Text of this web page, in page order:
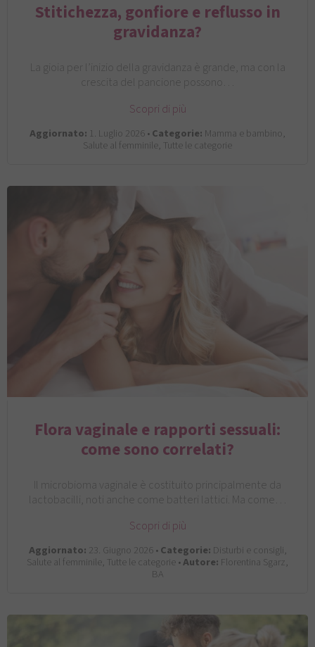
Stitichezza, gonfiore e reflusso in
gravidanza?
La gioia per l’inizio della gravidanza è grande, ma con la
crescita del pancione possono…
Scopri di più
Aggiornato: 1. Luglio 2026 •Categorie: Mamma e bambino,
Salute al femminile, Tutte le categorie
Flora vaginale e rapporti sessuali:
come sono correlati?
Il microbioma vaginale è costituito principalmente da
lactobacilli, noti anche come batteri lattici. Ma come…
Scopri di più
Aggiornato: 23. Giugno 2026 •Categorie: Disturbi e consigli,
Salute al femminile, Tutte le categorie •Autore: Florentina Sgarz,
BA